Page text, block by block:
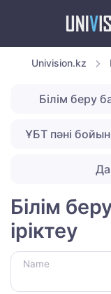
Univision.kz
Білім беру
ҰБТ пәні
Білім
іріктеу
Name